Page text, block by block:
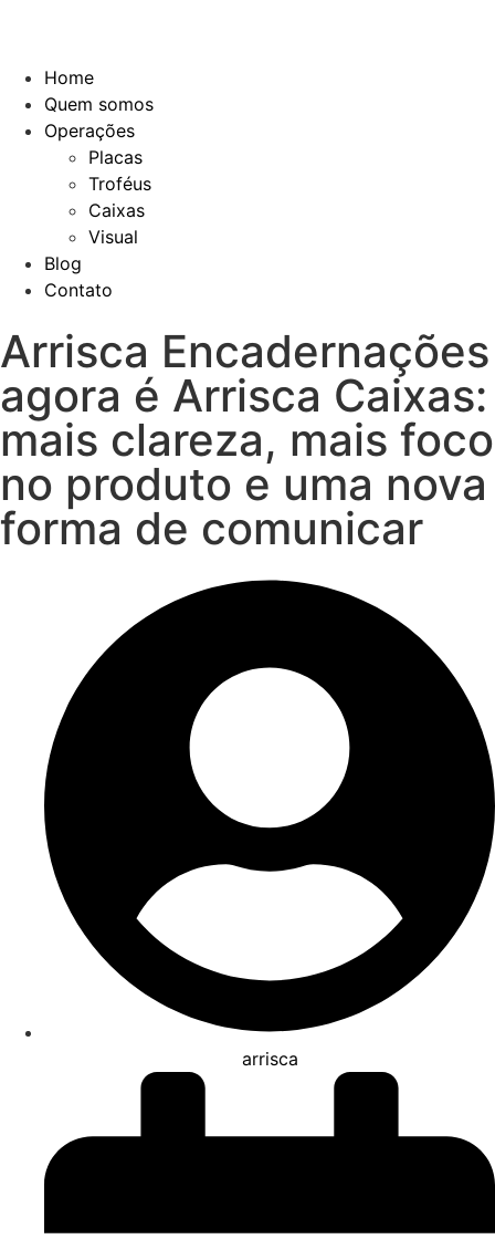
Home
Quem somos
Operações
Placas
Troféus
Caixas
Visual
Blog
Contato
Arrisca Encadernações
agora é Arrisca Caixas:
mais clareza, mais foco
no produto e uma nova
forma de comunicar
arrisca